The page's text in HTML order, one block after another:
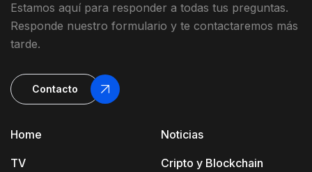
Home
TV
Noticias
Cripto y Blockchain
Estamos aquí para responder a todas tus preguntas.
Responde nuestro formulario y te contactaremos más
tarde.
Contacto